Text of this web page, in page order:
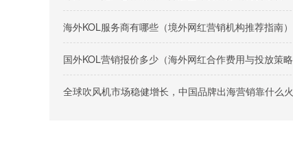
海外KOL服务商有哪些（境外网红营销机构推荐指南）
国外KOL营销报价多少（海外网红合作费用与投放策略解析）
全球吹风机市场稳健增长，中国品牌出海营销靠什么火出圈？